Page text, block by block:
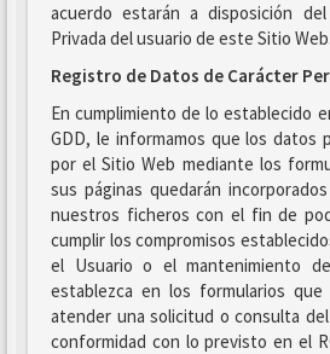
acuerdo estarán a disposición
Privada del usuario de este Sitio Web.
Registro de Datos de Carácter
En cumplimiento de lo establecido
GDD, le informamos que los datos
por el Sitio Web mediante los
sus páginas quedarán
nuestros ficheros con el fin de
cumplir los compromisos
el Usuario o el mantenimiento
establezca en los formularios
atender una solicitud o consulta del
conformidad con lo previsto en el